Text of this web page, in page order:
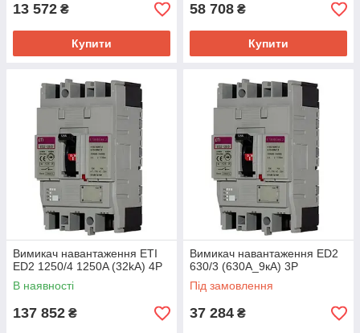
13 572 ₴
Купити
58 708 ₴
Купити
Вимикач навантаження ETI
ED2 1250/4 1250A (32kA) 4P
В наявності
137 852 ₴
Вимикач навантаження ED2
630/3 (630А_9кА) 3Р
Під замовлення
37 284 ₴